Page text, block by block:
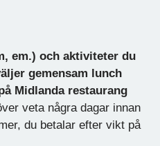
em.) och aktiviteter du
gemensam lunch
Midlanda restaurang
veta några dagar innan
du betalar efter vikt på